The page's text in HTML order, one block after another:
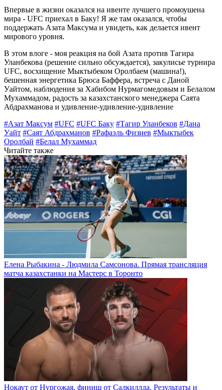
Впервые в жизни оказался на ивенте лучшего промоушена
мира - UFC приехал в Баку! Я же там оказался, чтобы
поддержать Азата Максума и увидеть, как делается ивент
мирового уровня.
В этом влоге - моя реакция на бой Азата против Тагира
Уланбекова (решение сильно обсуждается), закулисье турнира
UFC, восхищение Мыктыбеком Оролбаем (машина!),
бешенная энергетика Брюса Баффера, встреча с Даной
Уайтом, наблюдения за Хабибом Нурмагомедовым и Белалом
Мухаммадом, радость за казахстанского менеджера Саята
Абдрахманова и удивление-удивление-удивление
#Азат Максум #UFC #UFC Баку #Тагир Уланбеков #Дана
Уайт #Саят Абдрахманов #Рафаэль Физиев #Мыктыбек
Оролбай #Белал Мухаммад
Читайте также
Елена Рыбакина - Людмила Самсонова. Прямая трансляция
матча казахстанки на Мастерс в Торонто
Нокаут от Нургожая, финиш от Салкиллда. Результаты и